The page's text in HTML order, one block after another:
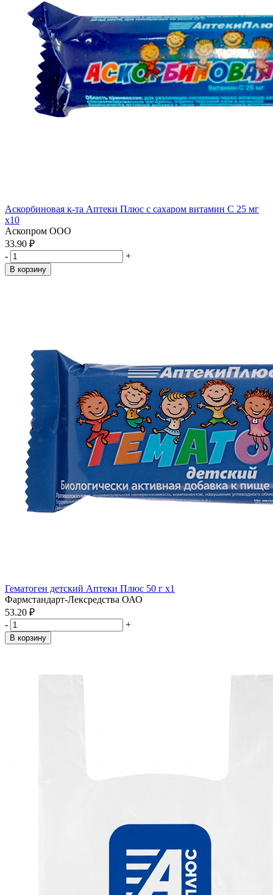
Аскорбиновая к-та Аптеки Плюс с сахаром витамин С 25 мг
x10
Аскопром ООО
33.90 ₽
-
+
В корзину
Гематоген детский Аптеки Плюс 50 г x1
Фармстандарт-Лексредства ОАО
53.20 ₽
-
+
В корзину